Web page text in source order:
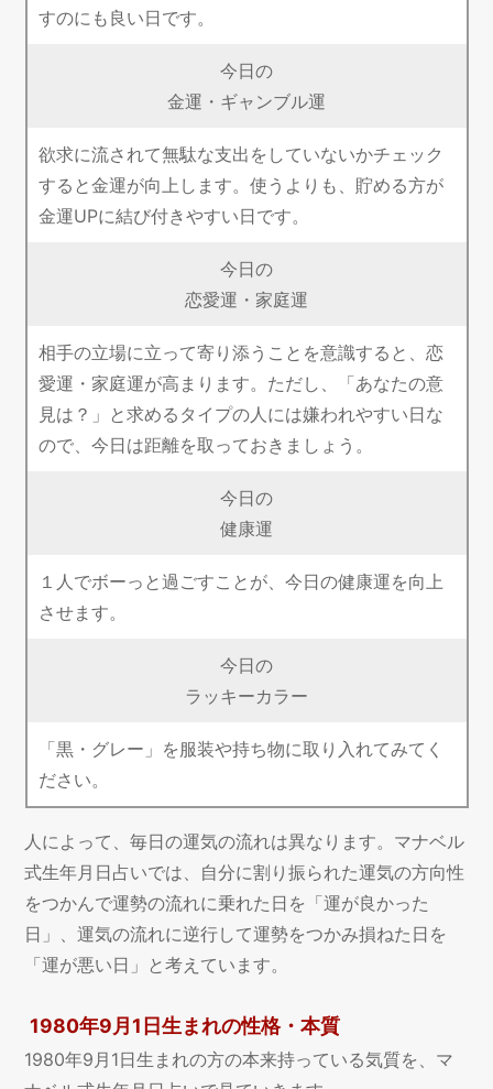
すのにも良い日です。
今日の
金運・ギャンブル運
欲求に流されて無駄な支出をしていないかチェック
すると金運が向上します。使うよりも、貯める方が
金運UPに結び付きやすい日です。
今日の
恋愛運・家庭運
相手の立場に立って寄り添うことを意識すると、恋
愛運・家庭運が高まります。ただし、「あなたの意
見は？」と求めるタイプの人には嫌われやすい日な
ので、今日は距離を取っておきましょう。
今日の
健康運
１人でボーっと過ごすことが、今日の健康運を向上
させます。
今日の
ラッキーカラー
「黒・グレー」を服装や持ち物に取り入れてみてく
ださい。
人によって、毎日の運気の流れは異なります。マナベル
式生年月日占いでは、自分に割り振られた運気の方向性
をつかんで運勢の流れに乗れた日を「運が良かった
日」、運気の流れに逆行して運勢をつかみ損ねた日を
「運が悪い日」と考えています。
1980年9月1日生まれの性格・本質
1980年9月1日生まれの方の本来持っている気質を、マ